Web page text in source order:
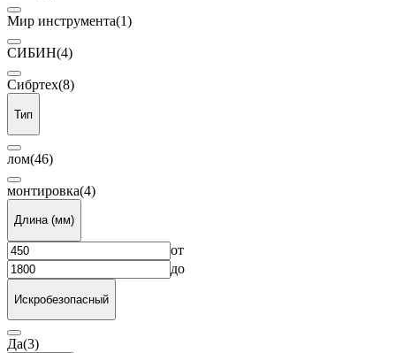
Мир инструмента(1)
СИБИН(4)
Сибртех(8)
Тип
лом(46)
монтировка(4)
Длина (мм)
от
до
Искробезопасный
Да(3)